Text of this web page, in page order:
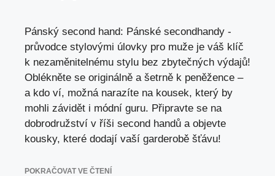
Pánský second hand: Pánské secondhandy -
průvodce stylovými úlovky pro muže je váš klíč
k nezaměnitelnému stylu bez zbytečných výdajů!
Oblékněte se originálně a šetrně k peněžence –
a kdo ví, možná narazíte na kousek, který by
mohli závidět i módní guru. Připravte se na
dobrodružství v říši second handů a objevte
kousky, které dodají vaší garderobě šťávu!
POKRAČOVAT VE ČTENÍ